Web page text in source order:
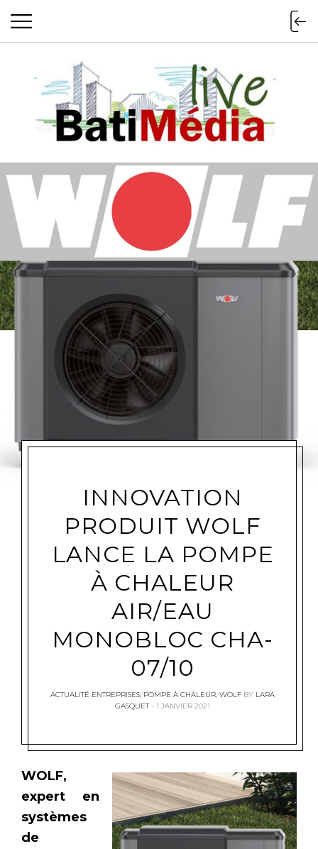
Batimedialive
INNOVATION
PRODUIT WOLF
LANCE LA POMPE
À CHALEUR
AIR/EAU
MONOBLOC CHA-
07/10
ACTUALITÉ ENTREPRISES, POMPE À CHALEUR, WOLF BY LARA
GASQUET
1 JANVIER 2021
WOLF,
expert en
systèmes
de